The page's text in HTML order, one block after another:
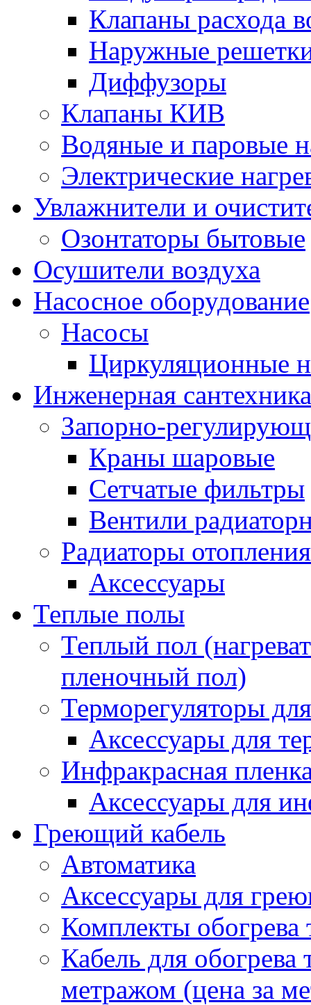
Клапаны расхода
Наружные
Диффузоры
Клапаны КИВ
Водяные и паровые
Электрические
Увлажнители и
Озонтаторы бытовые
Осушители воздуха
Насосное оборудование
Насосы
Циркуляционные
Инженерная сантехника
Запорно-
Краны шаровые
Сетчатые фильтры
Вентили
Радиаторы отопления
Аксессуары
Теплые полы
Теплый пол
пленочный пол)
Терморегуляторы
Аксессуары для
Инфракрасная
Аксессуары для
Греющий кабель
Автоматика
Аксессуары для
Комплекты обогрева
Кабель для обогрева
метражом (цена за